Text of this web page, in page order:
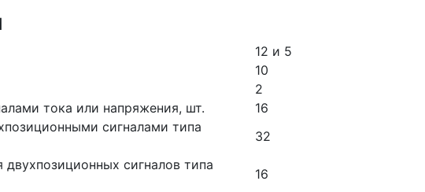
12 и 5
10
2
тока или напряжения, шт.
16
сигналами типа
32
сигналов типа
16